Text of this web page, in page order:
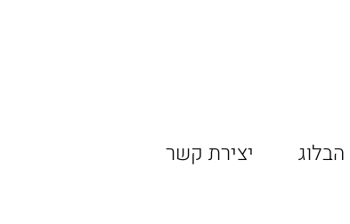
יצירת קשר הבלוג